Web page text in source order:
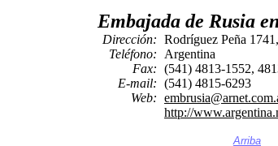
Embajada de Rusia
Dirección:
Teléfono:
Fax:
E-mail:
Web:
Rodríguez Peña
Argentina
(541) 4813-1552,
(541) 4815-6293
http://
Arriba